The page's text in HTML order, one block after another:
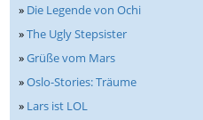
» Die Legende von Ochi
»The Ugly Stepsister
»Grüße vom Mars
»Oslo-Stories: Träume
» Lars ist LOL